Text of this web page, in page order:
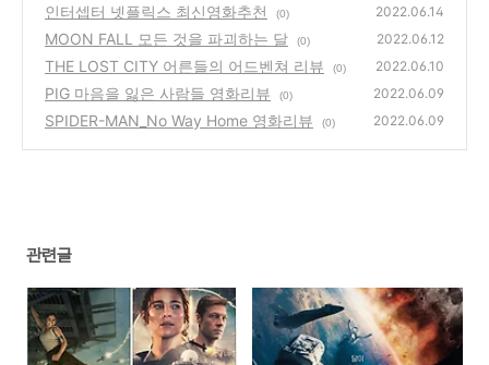
인터셉터 넷플릭스 최신영화추천 (0) 2022.06.14
MOON FALL 모든 것을 파괴하는 달 (0) 2022.06.12
THE LOST CITY 어른들의 어드벤쳐 리뷰 (0) 2022.06.10
PIG 마음을 잃은 사람들 영화리뷰 (0) 2022.06.09
SPIDER-MAN_No Way Home 영화리뷰 (0) 2022.06.09
관련글